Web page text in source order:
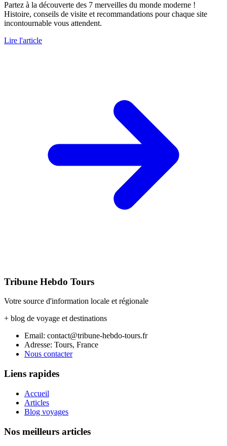
Partez à la découverte des 7 merveilles du monde moderne !
Histoire, conseils de visite et recommandations pour chaque site
incontournable vous attendent.
Lire l'article
Tribune Hebdo Tours
Votre source d'information locale et régionale
+ blog de voyage et destinations
Email: contact@tribune-hebdo-tours.fr
Adresse: Tours, France
Nous contacter
Liens rapides
Accueil
Articles
Blog voyages
Nos meilleurs articles